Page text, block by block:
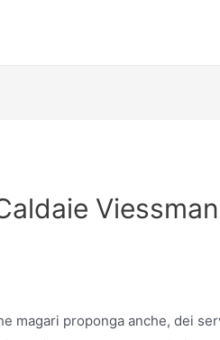
magari proponga anche, dei